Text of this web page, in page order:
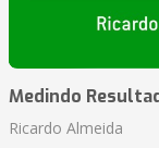
Medindo
Ricardo Almeida